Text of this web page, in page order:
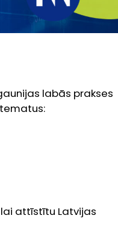
labās prakses
attīstītu Latvijas